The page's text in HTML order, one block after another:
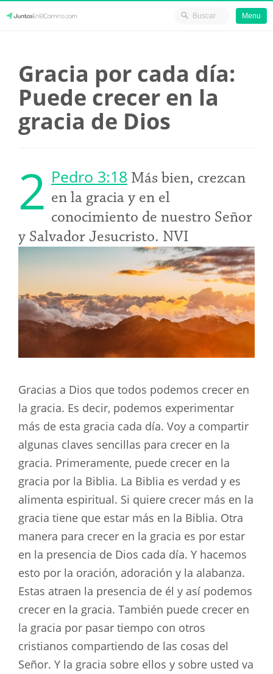
content
Menu
Gracia por cada día:
Puede crecer en la
gracia de Dios
2 Pedro 3:18 Más bien, crezcan
en la gracia y en el
conocimiento de nuestro Señor
y Salvador Jesucristo. NVI
Gracias a Dios que todos podemos crecer en
la gracia. Es decir, podemos experimentar
más de esta gracia cada día. Voy a compartir
algunas claves sencillas para crecer en la
gracia. Primeramente, puede crecer en la
gracia por la Biblia. La Biblia es verdad y es
alimenta espiritual. Si quiere crecer más en la
gracia tiene que estar más en la Biblia. Otra
manera para crecer en la gracia es por estar
en la presencia de Dios cada día. Y hacemos
esto por la oración, adoración y la alabanza.
Estas atraen la presencia de él y así podemos
crecer en la gracia. También puede crecer en
la gracia por pasar tiempo con otros
cristianos compartiendo de las cosas del
Señor. Y la gracia sobre ellos y sobre usted va